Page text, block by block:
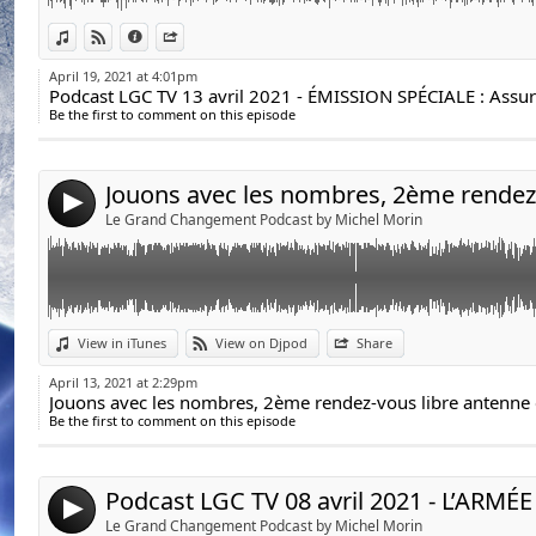
View in iTunes
View on Djpod
Information
D’où provient l’énergie concrètement et comment y
Voici le lien pour obtenir la capsule éducative
d'intelligence de l'Être"https://bit.ly/35d6nZv
amis
https://legrandchangement.com/la-chronique-
exclusive/
April 19, 2021 at 4:01pm
Be the first to comment on this episode
4 Le Grand Changement Podcast by Michel Morin
View in iTunes View on Djpod Share
Link:
Widget:
Share:
April 13, 2021 at 2:29pm
Be the first to comment on this episode
4 Le Grand Changement Podcast by Michel Morin
Link:
Widget:
Share:
Podcast LGC TV 08 avril 2021 - L’ARMÉE DES
Anne-Élise Robert
Cette Stratégie visant « L’Armée des Ombres » est
Protocole Passeur d’Âmes » et de La Formation «
Cette Stratégie est indépendante des deux
est toutefois fortement recommandé de l’y